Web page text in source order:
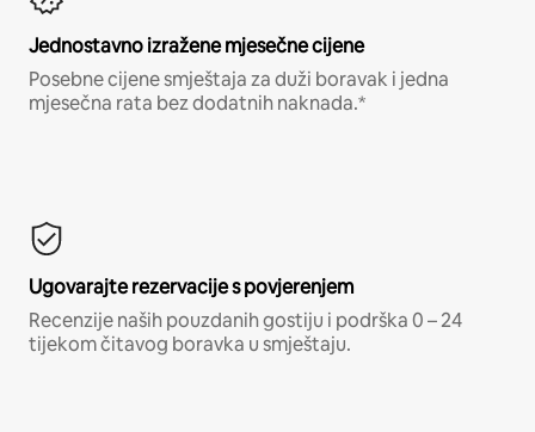
Jednostavno izražene mjesečne cijene
Posebne cijene smještaja za duži boravak i jedna
mjesečna rata bez dodatnih naknada.*
Ugovarajte rezervacije s povjerenjem
Recenzije naših pouzdanih gostiju i podrška 0 – 24
tijekom čitavog boravka u smještaju.